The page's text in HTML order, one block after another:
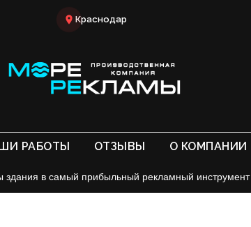
Краснодар
РАБОТЫ ОТЗЫВЫ О КОМПАНИИ
здания в самый прибыльный рекламный инструмент